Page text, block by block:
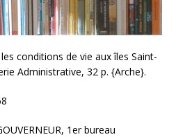
conditions de vie aux îles Saint-
Administrative, 32 p. {Arche}.
1er bureau